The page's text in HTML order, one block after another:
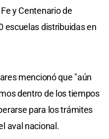
y Centenario de
escuelas distribuidas en
mencionó que "aún
dentro de los tiempos
para los trámites
aval nacional.